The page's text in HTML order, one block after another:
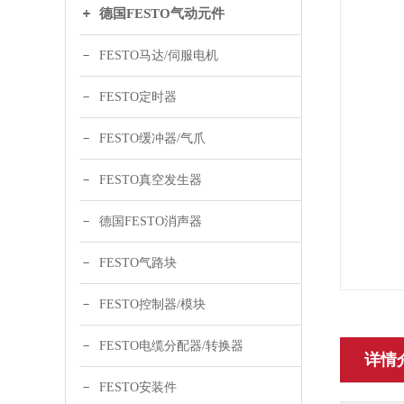
德国FESTO气动元件
FESTO马达/伺服电机
FESTO定时器
FESTO缓冲器/气爪
FESTO真空发生器
德国FESTO消声器
FESTO气路块
FESTO控制器/模块
FESTO电缆分配器/转换器
FESTO安装件
详情